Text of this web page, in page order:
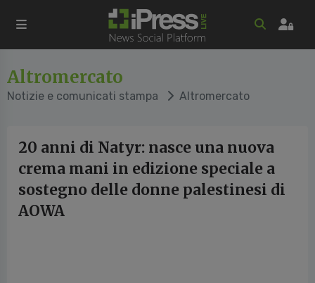
Altromercato
Notizie e comunicati stampa Altromercato
20 anni di Natyr: nasce una nuova
crema mani in edizione speciale a
sostegno delle donne palestinesi di
AOWA